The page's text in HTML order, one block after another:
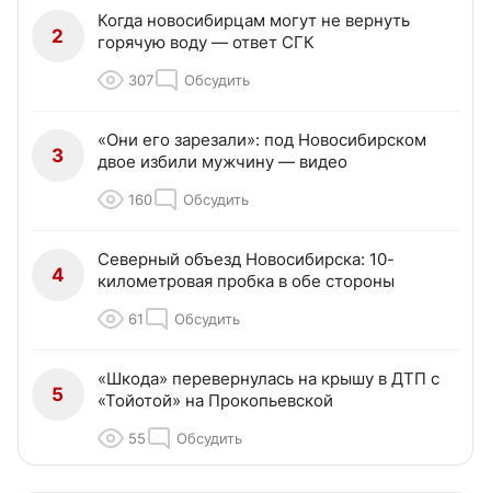
2
Когда новосибирцам могут не вернуть
горячую воду — ответ СГК
307 Обсудить
3
«Они его зарезали»: под Новосибирском
двое избили мужчину — видео
160 Обсудить
4
Северный объезд Новосибирска: 10-
километровая пробка в обе стороны
61 Обсудить
5
«Шкода» перевернулась на крышу в ДТП с
«Тойотой» на Прокопьевской
55 Обсудить